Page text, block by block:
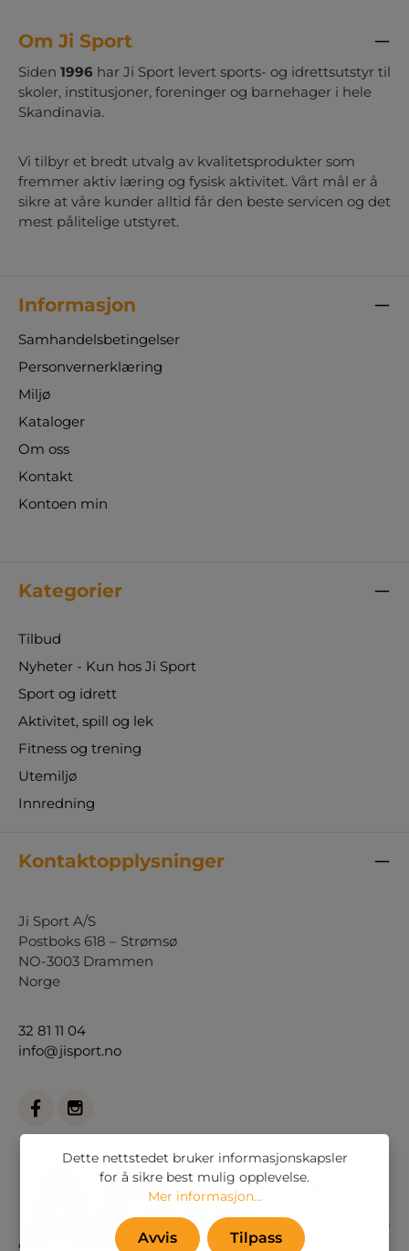
Om Ji Sport
Siden 1996 har Ji Sport levert sports- og idrettsutstyr til
skoler, institusjoner, foreninger og barnehager i hele
Skandinavia.
Vi tilbyr et bredt utvalg av kvalitetsprodukter som
fremmer aktiv læring og fysisk aktivitet. Vårt mål er å
sikre at våre kunder alltid får den beste servicen og det
mest pålitelige utstyret.
Informasjon
Samhandelsbetingelser
Personvernerklæring
Miljø
Kataloger
Om oss
Kontakt
Kontoen min
Kategorier
Tilbud
Nyheter - Kun hos Ji Sport
Sport og idrett
Aktivitet, spill og lek
Fitness og trening
Utemiljø
Innredning
Kontaktopplysninger
Ji Sport A/S
Postboks 618 – Strømsø
NO-3003 Drammen
Norge
32 81 11 04
info@jisport.no
Dette nettstedet bruker informasjonskapsler
for å sikre best mulig opplevelse.
Mer informasjon...
Avvis Tilpass